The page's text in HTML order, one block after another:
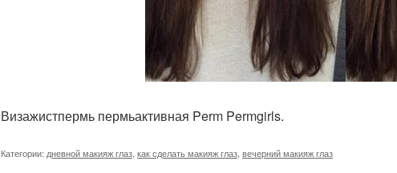
Визажистпермь пермьактивная Perm Permgirls.
Категории: дневной макияж глаз как сделать макияж глаз вечерний макияж глаз